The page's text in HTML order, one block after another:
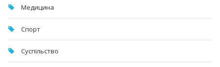
Медицина
Спорт
Суспільство